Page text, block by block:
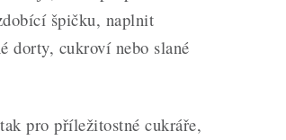
špičku, naplnit
dorty, cukroví nebo slané
pro příležitostné cukráře,